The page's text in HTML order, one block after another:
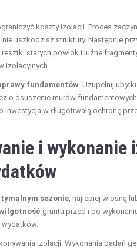
koszty izolacji. Proces
uszkodzisz struktury. Następnie
starych powłok i luźne
izolacyjnych.
fundamentów. Uzupełnij
o osuszenie murów
inwestycja w długotrwałą ochronę
i
sezonie, najlepiej wiosną
gruntu przed i po
izolacji. Wykonania badań